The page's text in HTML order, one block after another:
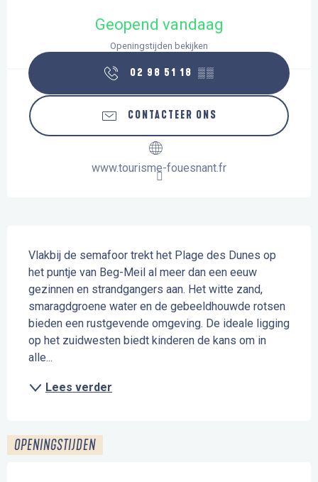
Geopend vandaag
Openingstijden bekijken
02 98 51 18 ▒▒
CONTACTEER ONS
www.tourisme-fouesnant.fr
Vlakbij de semafoor trekt het Plage des Dunes op
het puntje van Beg-Meil al meer dan een eeuw
gezinnen en strandgangers aan. Het witte zand,
smaragdgroene water en de gebeeldhouwde rotsen
bieden een rustgevende omgeving. De ideale ligging
op het zuidwesten biedt kinderen de kans om in
alle...
Lees verder
OPENINGSTIJDEN